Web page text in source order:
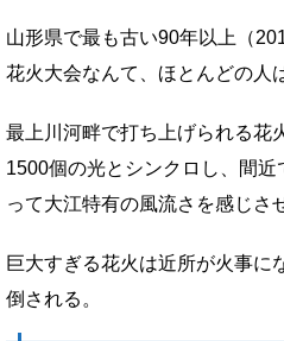
山形県で最も古い90年以上（
花火大会なんて、ほとんどの人
最上川河畔で打ち上げられる花
1500個の光とシンクロし、間近
って大江特有の風流さを感じさ
巨大すぎる花火は近所が火事に
倒される。